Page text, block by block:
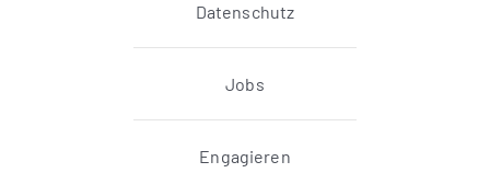
Datenschutz
Jobs
Engagieren